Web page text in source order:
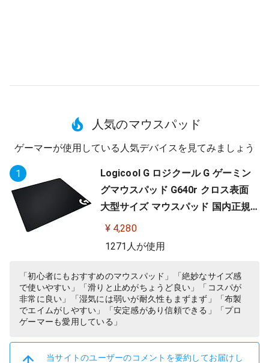
人気のマウスパッド
ゲーマーが使用している人気デバイスを見てみましょう
1
Logicool G ロジクール G ゲーミン
グマウスパッド G640r クロス表面
大型サイズ マウスパッド 国内正規
品
¥ 4,280
1271人が使用
「初心者にもおすすめのマウスパッド」「絶妙なサイズ感
で使いやすい」「滑りと止めがちょうど良い」「コスパが
非常に良い」「湿気には弱いが耐久性もまずまず」「布製
でエイムがしやすい」「安定感があり信頼できる」「プロ
ゲーマーも愛用している」
当サイトのユーザーのコメントを要約してお届けし